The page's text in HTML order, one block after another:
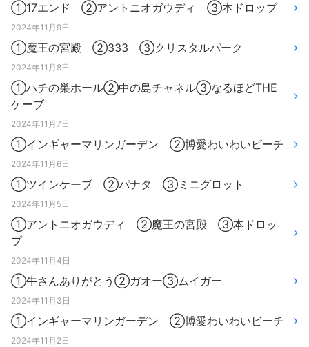
①17エンド ②アントニオガウディ ③本ドロップ
2024年11月9日
①魔王の宮殿 ②333 ③クリスタルパーク
2024年11月8日
①ハチの巣ホール②中の島チャネル③なるほどTHE
ケーブ
2024年11月7日
①インギャーマリンガーデン ②博愛わいわいビーチ
2024年11月6日
①ツインケーブ ②パナタ ③ミニグロット
2024年11月5日
①アントニオガウディ ②魔王の宮殿 ③本ドロッ
プ
2024年11月4日
①牛さんありがとう②ガオー③ムイガー
2024年11月3日
①インギャーマリンガーデン ②博愛わいわいビーチ
2024年11月2日